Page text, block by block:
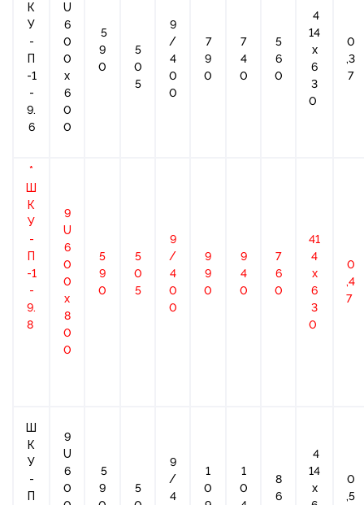
К
У
-
П
-1
-
9.
6
U
6
0
0
x
6
0
0
5
9
0
5
0
5
9
/
4
0
0
7
9
0
7
4
0
5
6
0
4
14
х
6
3
0
0
,3
7
*
Ш
К
У
-
П
-1
-
9.
8
9
U
6
0
0
x
8
0
0
5
9
0
5
0
5
9
/
4
0
0
9
9
0
9
4
0
7
6
0
41
4
х
6
3
0
0
,4
7
Ш
К
У
-
П
9
U
6
0
5
9
5
9
/
4
1
0
1
0
8
6
4
14
х
0
,5